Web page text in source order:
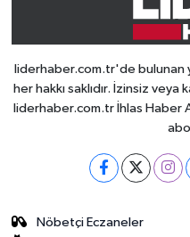
liderhaber.com.tr'de bulunan
her hakkı saklıdır. İzinsiz
liderhaber.com.tr İhlas Haber
Nöbetçi Eczaneler